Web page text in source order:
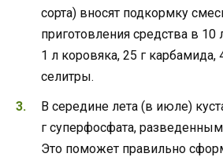
сорта) вносят подкормку
приготовления средства в
1 л коровяка, 25 г карбамида,
селитры.
В середине лета (в июле)
г суперфосфата,
Это поможет правильно